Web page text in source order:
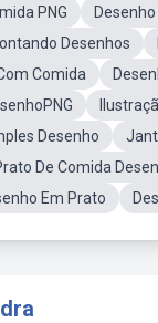
PNG
Desenhos
Comida
Desenho
De Comida
Em Prato